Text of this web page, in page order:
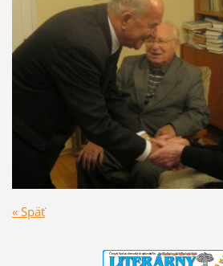
« Späť